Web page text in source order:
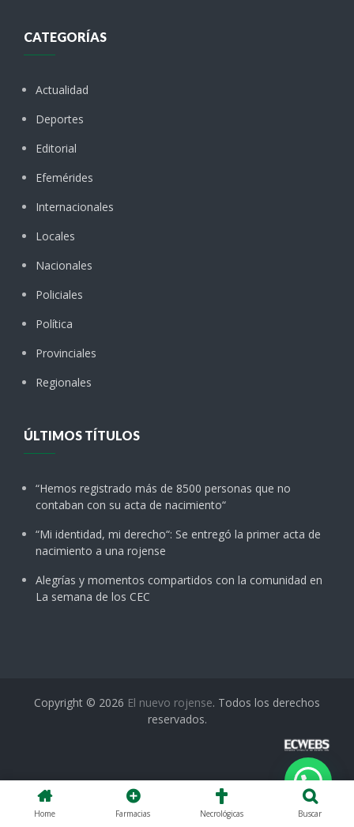
CATEGORÍAS
Actualidad
Deportes
Editorial
Efemérides
Internacionales
Locales
Nacionales
Policiales
Política
Provinciales
Regionales
ÚLTIMOS TÍTULOS
“Hemos registrado más de 8500 personas que no
contaban con su acta de nacimiento“
“Mi identidad, mi derecho“: Se entregó la primer acta de
nacimiento a una rojense
Alegrías y momentos compartidos con la comunidad en
La semana de los CEC
Copyright © 2026 El nuevo rojense. Todos los derechos
reservados.
Home Farmacias Necrológicas Buscar